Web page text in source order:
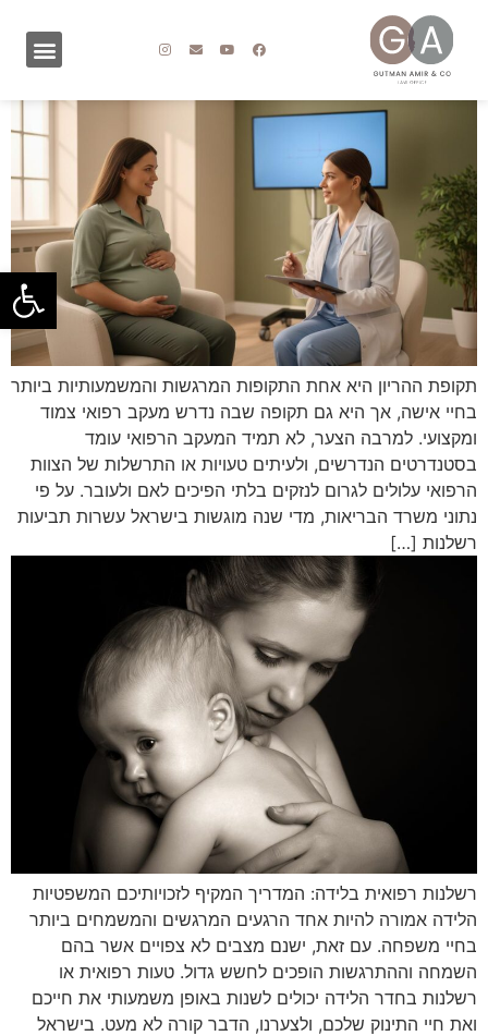
פתח
תקופת ההריון היא אחת התקופות המרגשות והמשמעותיות ביותר
בחיי אישה, אך היא גם תקופה שבה נדרש מעקב רפואי צמוד
ומקצועי. למרבה הצער, לא תמיד המעקב הרפואי עומד
בסטנדרטים הנדרשים, ולעיתים טעויות או התרשלות של הצוות
הרפואי עלולים לגרום לנזקים בלתי הפיכים לאם ולעובר. על פי
נתוני משרד הבריאות, מדי שנה מוגשות בישראל עשרות תביעות
רשלנות […]
רשלנות רפואית בלידה: המדריך המקיף לזכויותיכם המשפטיות
הלידה אמורה להיות אחד הרגעים המרגשים והמשמחים ביותר
בחיי משפחה. עם זאת, ישנם מצבים לא צפויים אשר בהם
השמחה וההתרגשות הופכים לחשש גדול. טעות רפואית או
רשלנות בחדר הלידה יכולים לשנות באופן משמעותי את חייכם
ואת חיי התינוק שלכם, ולצערנו, הדבר קורה לא מעט. בישראל